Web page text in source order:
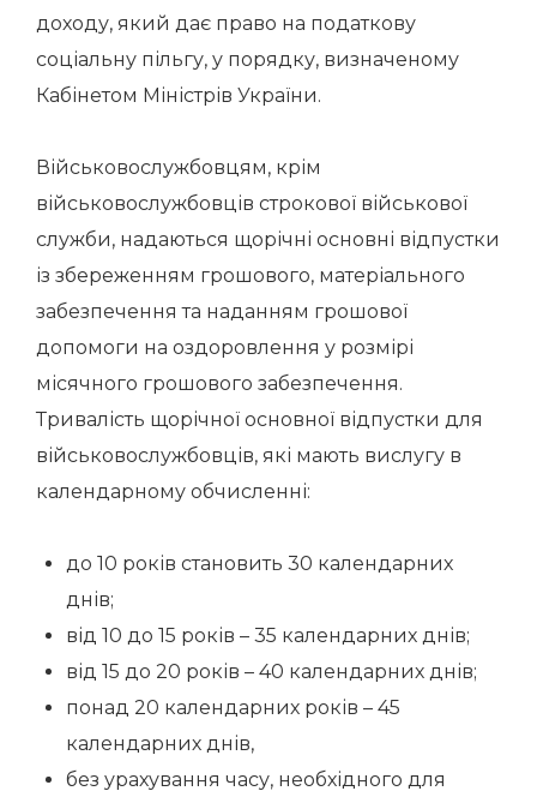
доходу, який дає право на податкову
соціальну пільгу, у порядку, визначеному
Кабінетом Міністрів України.
Військовослужбовцям, крім
військовослужбовців строкової військової
служби, надаються щорічні основні відпустки
із збереженням грошового, матеріального
забезпечення та наданням грошової
допомоги на оздоровлення у розмірі
місячного грошового забезпечення.
Тривалість щорічної основної відпустки для
військовослужбовців, які мають вислугу в
календарному обчисленні:
до 10 років становить 30 календарних
днів;
від 10 до 15 років – 35 календарних днів;
від 15 до 20 років – 40 календарних днів;
понад 20 календарних років – 45
календарних днів,
без урахування часу, необхідного для